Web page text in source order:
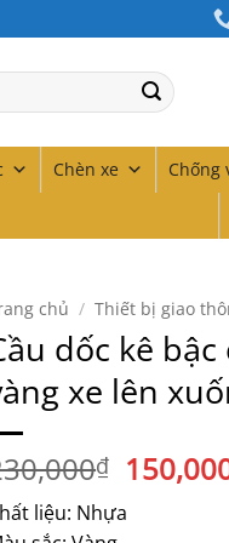
Chèn xe Chống
chủ / Thiết bị giao
dốc kê
xe lên
₫ Giá
là:
liệu: Nhựa